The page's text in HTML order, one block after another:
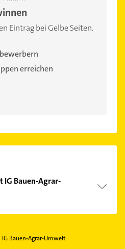
Eintrag bei Gelbe Seiten.
erreichen
IG Bauen-Agrar-
auswählen. Hier
IG Bauen-Agrar-Umwelt